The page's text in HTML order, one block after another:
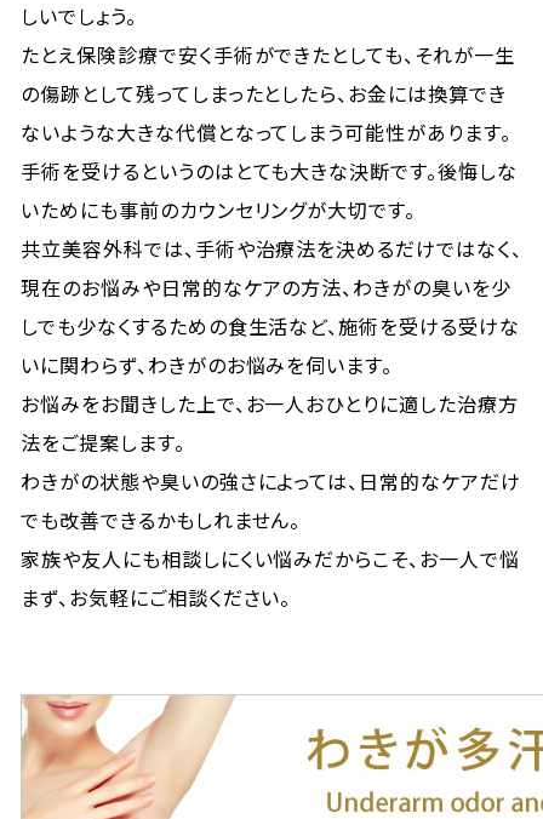
しいでしょう。
たとえ保険診療で安く手術ができたとしても、それが一生
の傷跡として残ってしまったとしたら、お金には換算でき
ないような大きな代償となってしまう可能性があります。
手術を受けるというのはとても大きな決断です。後悔しな
いためにも事前のカウンセリングが大切です。
共立美容外科では、手術や治療法を決めるだけではなく、
現在のお悩みや日常的なケアの方法、わきがの臭いを少
しでも少なくするための食生活など、施術を受ける受けな
いに関わらず、わきがのお悩みを伺います。
お悩みをお聞きした上で、お一人おひとりに適した治療方
法をご提案します。
わきがの状態や臭いの強さによっては、日常的なケアだけ
でも改善できるかもしれません。
家族や友人にも相談しにくい悩みだからこそ、お一人で悩
まず、お気軽にご相談ください。